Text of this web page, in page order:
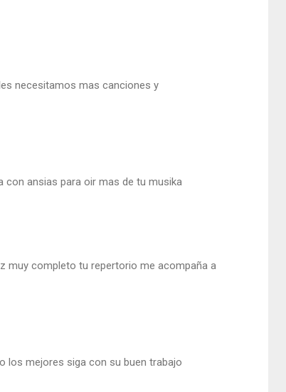
necesitamos mas canciones y
con ansias para oir mas de tu musika
muy completo tu repertorio me acompaña a
los mejores siga con su buen trabajo